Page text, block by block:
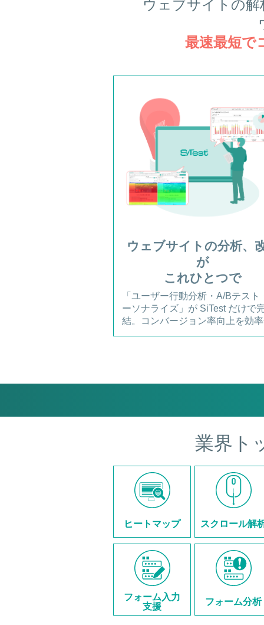
ウェブサイトの
最速最短で
ウェブサイトの分析、
が
これひとつで
「ユーザー行動分析・A/Bテスト
ーソナライズ」が SiTest だけで
結。コンバージョン率向上を効
業界ト
ヒートマップ スクロール解
フォーム入力
支援
フォーム分析